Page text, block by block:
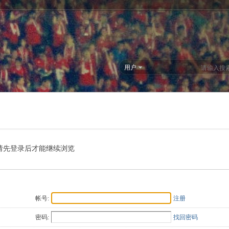
用户
先登录后才能继续浏览
帐号: 注册
密码: 找回密码